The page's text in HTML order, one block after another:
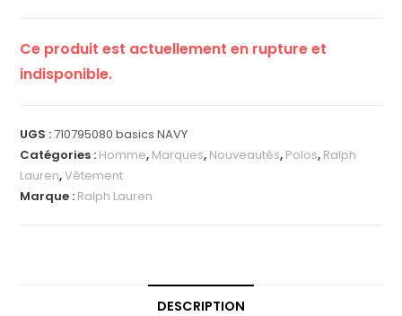
Ce produit est actuellement en rupture et
indisponible.
UGS :710795080 basics NAVY
Catégories : Homme, Marques, Nouveautés, Polos, Ralph
Lauren,Vêtement
Marque : Ralph Lauren
DESCRIPTION